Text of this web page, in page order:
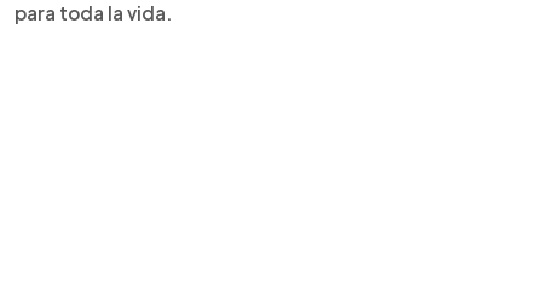
para toda la vida.